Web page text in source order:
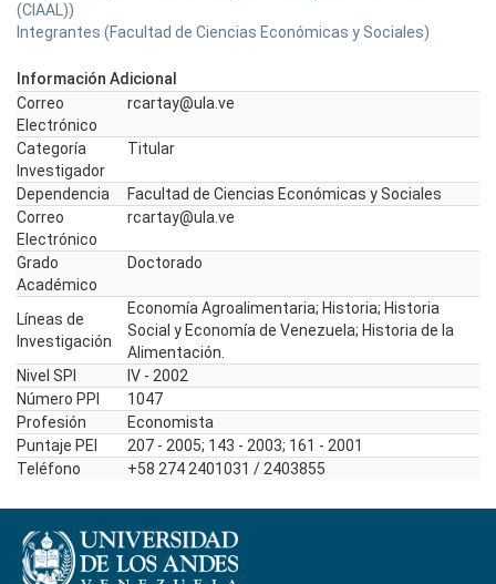
(CIAAL))
Integrantes (Facultad de Ciencias Económicas y Sociales)
Información Adicional
Correo
Electrónico
rcartay@ula.ve
Categoría
Investigador
Titular
Dependencia
Facultad de Ciencias Económicas y Sociales
Correo
Electrónico
rcartay@ula.ve
Grado
Académico
Doctorado
Líneas de
Investigación
Economía Agroalimentaria; Historia; Historia
Social y Economía de Venezuela; Historia de la
Alimentación.
Nivel SPI
IV - 2002
Número PPI
1047
Profesión
Economista
Puntaje PEI
207 - 2005; 143 - 2003; 161 - 2001
Teléfono
+58 274 2401031 / 2403855